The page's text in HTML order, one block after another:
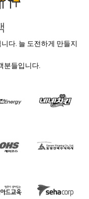
다. 늘 도전하게 만들지
분들입니다.